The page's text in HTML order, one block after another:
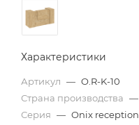
Характеристики
Артикул — O.R-K-10
Страна производства —
Серия — Onix reception